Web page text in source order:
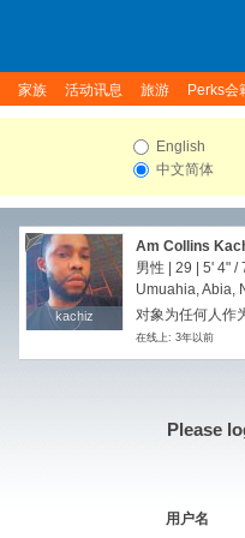
家族 活动讯息 旅游 Perks会
English
中文简体
kachiz
kachiz
Am Collins
男性 | 29 | 5' 4" /
Umuahia, Abia,
对象为任何人作
在线上: 3年以前
Please
用户名